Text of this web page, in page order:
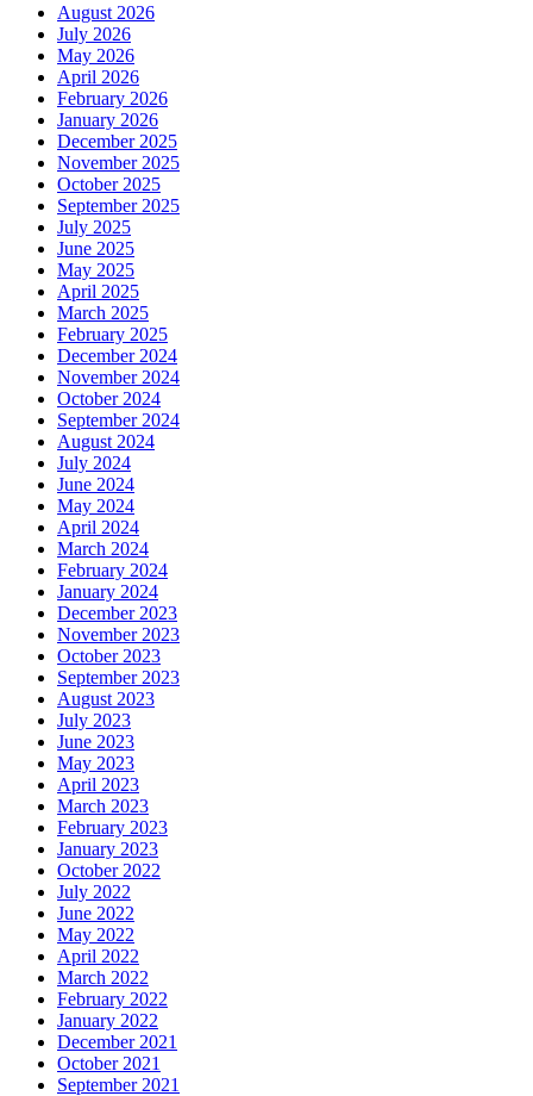
August 2026
July 2026
May 2026
April 2026
February 2026
January 2026
December 2025
November 2025
October 2025
September 2025
July 2025
June 2025
May 2025
April 2025
March 2025
February 2025
December 2024
November 2024
October 2024
September 2024
August 2024
July 2024
June 2024
May 2024
April 2024
March 2024
February 2024
January 2024
December 2023
November 2023
October 2023
September 2023
August 2023
July 2023
June 2023
May 2023
April 2023
March 2023
February 2023
January 2023
October 2022
July 2022
June 2022
May 2022
April 2022
March 2022
February 2022
January 2022
December 2021
October 2021
September 2021